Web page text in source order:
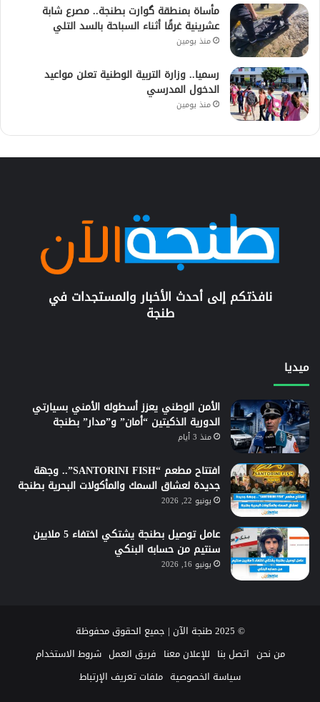
مأساة بمنطقة گوارت بطنجة.. مصرع شابة
عشرينية غرقًا أثناء السباحة بالسد التلي
منذ يومين
رسميا.. وزارة التربية الوطنية تعلن مواعيد
الدخول المدرسي
منذ يومين
نافذتكم إلى أحدث الأخبار والمستجدات في
طنجة
ميديا
الأمن الوطني يعزز أسطوله الأمني بسيارتي
الدورية الذكيتين “أمان” و”مدار” بطنجة
منذ 3 أيام
افتتاح مطعم “SANTORINI FISH”.. وجهة
جديدة لعشاق السمك والمأكولات البحرية بطنجة
يونيو 22, 2026
عامل توصيل بطنجة يشتكي اختفاء 5 ملايين
سنتيم من حسابه البنكي
يونيو 16, 2026
© 2025 طنجة الآن | جميع الحقوق محفوظة
من نحن اتصل بنا للإعلان معنا فريق العمل شروط الاستخدام
سياسة الخصوصية ملفات تعريف الإرتباط